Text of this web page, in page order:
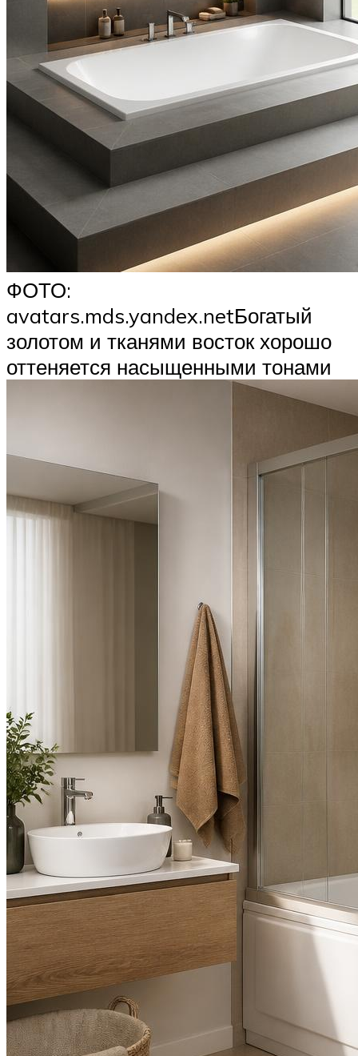
ФОТО:
avatars.mds.yandex.netБогатый
золотом и тканями восток хорошо
оттеняется насыщенными тонами